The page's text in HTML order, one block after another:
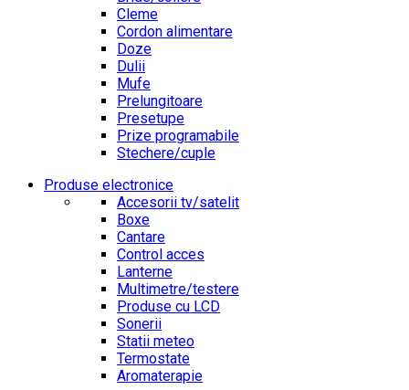
Cleme
Cordon alimentare
Doze
Dulii
Mufe
Prelungitoare
Presetupe
Prize programabile
Stechere/cuple
Produse electronice
Accesorii tv/satelit
Boxe
Cantare
Control acces
Lanterne
Multimetre/testere
Produse cu LCD
Sonerii
Statii meteo
Termostate
Aromaterapie